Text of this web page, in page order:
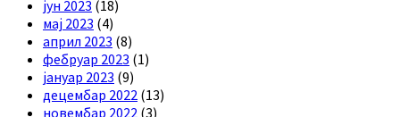
јун 2023 (18)
мај 2023 (4)
април 2023 (8)
фебруар 2023 (1)
јануар 2023 (9)
децембар 2022 (13)
новембар 2022 (3)